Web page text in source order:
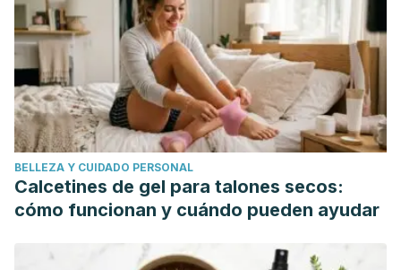
https://www.cinfasalud.com/areas-de-salud/cuidado-
diario/piernas/varices/
Varices, qué son – Salud al día. (n.d.). Retrieved November
22, 2018, from
https://www.webconsultas.com/varices/varices-741
Várices. (n.d.). Retrieved from
https://medlineplus.gov/spanish/varicoseveins.html
Várices | National Heart, Lung, and Blood Institute (NHLBI).
(n.d.). Retrieved November 22, 2018, from
https://www.nhlbi.nih.gov/health-topics/espanol/varices
BELLEZA Y CUIDADO PERSONAL
Calcetines de gel para talones secos:
cómo funcionan y cuándo pueden ayudar